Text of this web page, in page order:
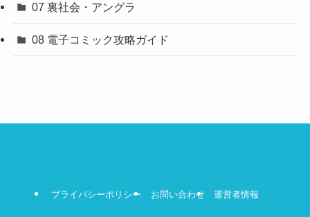
07 裏社会・アングラ
08 電子コミック攻略ガイド
プライバシーポリシー お問い合わせ 運営者情報